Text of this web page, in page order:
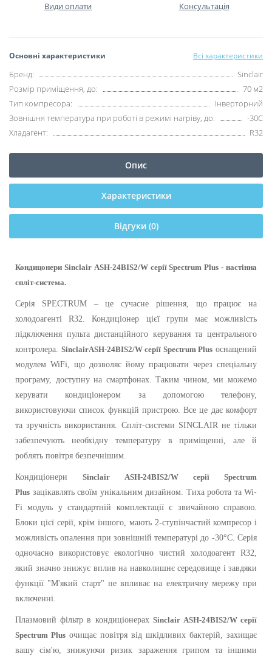
Види оплати Консультація
Основні характеристики Всі характеристики
Бренд:
Sinclair
Розмір приміщення, до:
70 м2
Тип компресора:
Інверторний
Зовнішня температура при роботі в режимі нагріву, до:
-30С
Хладагент:
R32
Опис
Характеристики
Відгуки (0)
Кондицонери Sinclair ASH-24BIS2/W серії Spectrum Plus - настінна
спліт-система.
Серія SPECTRUM – це сучасне рішення, що працює на
холодоагенті R32. Кондиціонер цієї групи має можливість
підключення пульта дистанційного керування та центрального
контролера. SinclairASH-24BIS2/W серії Spectrum Plus оснащений
модулем WiFi, що дозволяє йому працювати через спеціальну
програму, доступну на смартфонах. Таким чином, ми можемо
керувати кондиціонером за допомогою телефону,
використовуючи список функцій пристрою. Все це дає комфорт
та зручність використання. Спліт-системи SINCLAIR не тільки
забезпечують необхідну температуру в приміщенні, але й
роблять повітря безпечнішим.
Кондиціонери Sinclair ASH-24BIS2/W серії Spectrum
Plus зацікавлять своїм унікальним дизайном. Тиха робота та Wi-
Fi модуль у стандартній комплектації є звичайною справою.
Блоки цієї серії, крім іншого, мають 2-ступінчастий компресор і
можливість опалення при зовнішній температурі до -30°C. Серія
одночасно використовує екологічно чистий холодоагент R32,
який значно знижує вплив на навколишнє середовище і завдяки
функції "М'який старт" не впливає на електричну мережу при
включенні.
Плазмовий фільтр в кондиціонерах Sinclair ASH-24BIS2/W серії
Spectrum Plus очищає повітря від шкідливих бактерій, захищає
вашу сім'ю, знижуючи ризик зараження грипом та іншими